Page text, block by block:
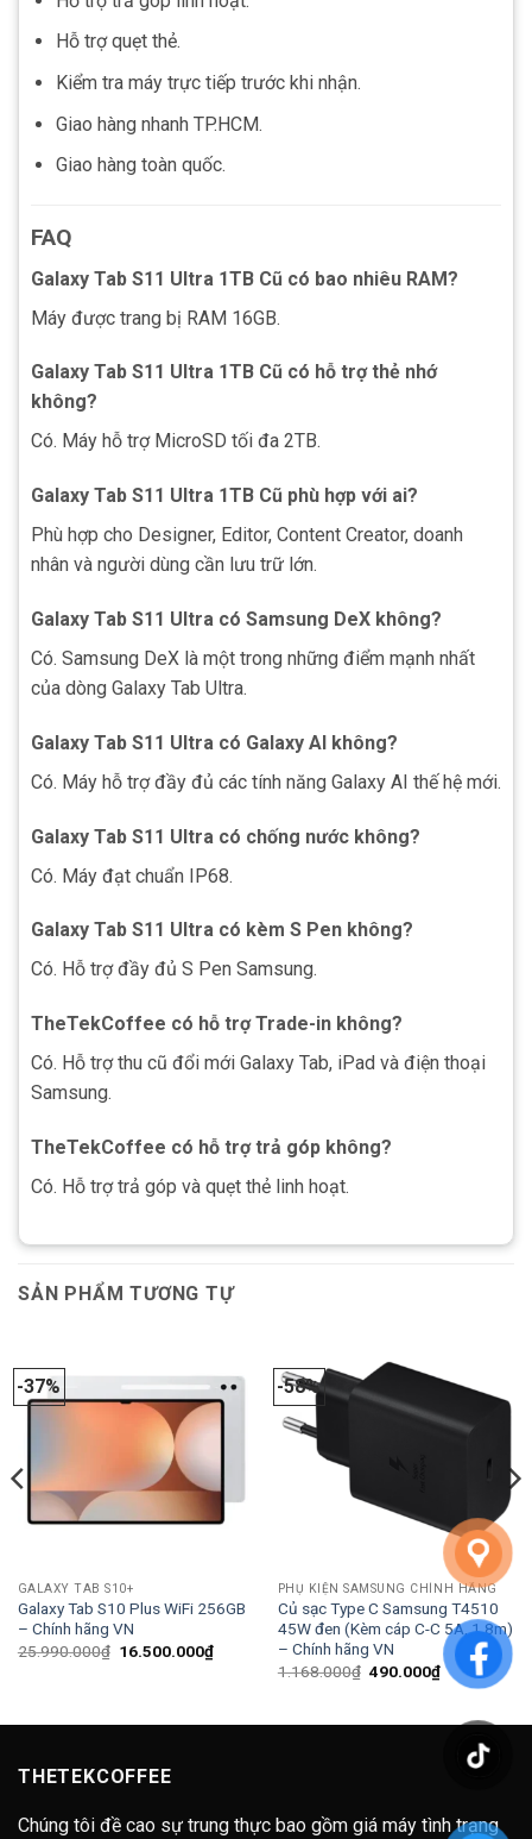
Hỗ trợ quẹt thẻ.
Kiểm tra máy trực tiếp trước khi nhận.
Giao hàng nhanh TP.HCM.
Giao hàng toàn quốc.
FAQ
Galaxy Tab S11 Ultra 1TB Cũ có bao nhiêu RAM?
Máy được trang bị RAM 16GB.
Galaxy Tab S11 Ultra 1TB Cũ có hỗ trợ thẻ nhớ
không?
Có. Máy hỗ trợ MicroSD tối đa 2TB.
Galaxy Tab S11 Ultra 1TB Cũ phù hợp với ai?
Phù hợp cho Designer, Editor, Content Creator, doanh
nhân và người dùng cần lưu trữ lớn.
Galaxy Tab S11 Ultra có Samsung DeX không?
Có. Samsung DeX là một trong những điểm mạnh nhất
của dòng Galaxy Tab Ultra.
Galaxy Tab S11 Ultra có Galaxy AI không?
Có. Máy hỗ trợ đầy đủ các tính năng Galaxy AI thế hệ mới.
Galaxy Tab S11 Ultra có chống nước không?
Có. Máy đạt chuẩn IP68.
Galaxy Tab S11 Ultra có kèm S Pen không?
Có. Hỗ trợ đầy đủ S Pen Samsung.
TheTekCoffee có hỗ trợ Trade-in không?
Có. Hỗ trợ thu cũ đổi mới Galaxy Tab, iPad và điện thoại
Samsung.
TheTekCoffee có hỗ trợ trả góp không?
Có. Hỗ trợ trả góp và quẹt thẻ linh hoạt.
SẢN PHẨM TƯƠNG TỰ
-37%
GALAXY TAB S10+
Galaxy Tab S10 Plus WiFi 256GB
– Chính hãng VN
25.990.000₫ Giá
16.500.000₫Giá
hiện
-58%
PHỤ KIỆN SAMSUNG CHÍNH HÃNG
Củ sạc Type C Samsung T4510
45W đen (Kèm cáp C-C 5A, 1.8m)
– Chính hãng VN
1.168.000₫ Giá
490.000₫Giá
hiện
THETEKCOFFEE
Chúng tôi đề cao sự trung thực bao gồm giá máy tình trạng